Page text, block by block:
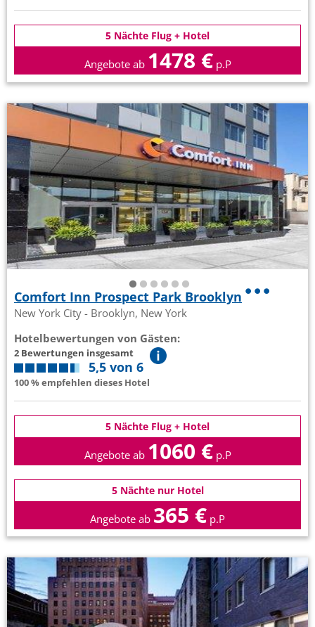
5 Nächte Flug + Hotel
Angebote ab 1478 € p.P
Comfort Inn Prospect Park Brooklyn
New York City - Brooklyn, New York
Hotelbewertungen von Gästen:
2 Bewertungen insgesamt
5,5 von 6
100 % empfehlen dieses Hotel
5 Nächte Flug + Hotel
Angebote ab 1060 € p.P
5 Nächte nur Hotel
Angebote ab 365 € p.P